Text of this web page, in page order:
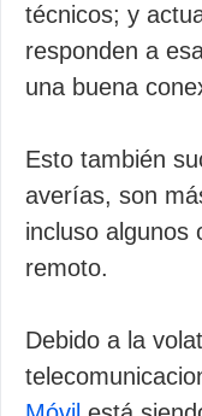
técnicos; y
responden a
una buena
Esto también
averías, son
incluso algunos
remoto.
Debido a la